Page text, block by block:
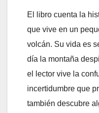
El libro cuenta la
que vive en un
volcán. Su vida es
día la montaña
el lector vive la
incertidumbre que
también descubre